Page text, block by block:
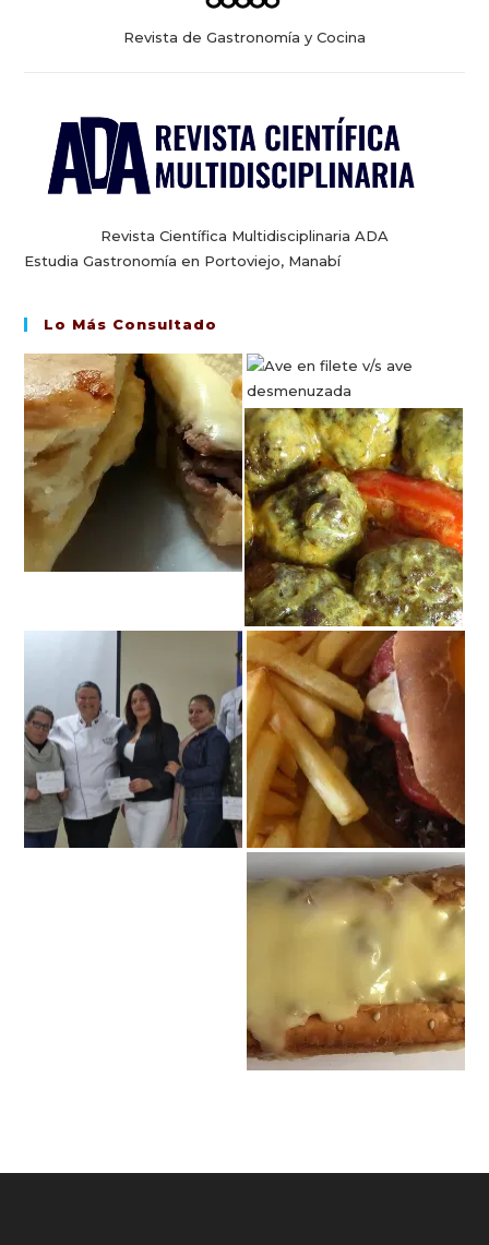
Revista de Gastronomía y Cocina
Revista Científica Multidisciplinaria ADA
Estudia Gastronomía en Portoviejo, Manabí
Lo Más Consultado